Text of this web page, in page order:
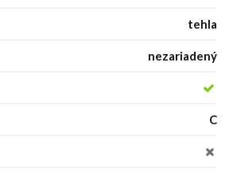
tehla
nezariadený
C